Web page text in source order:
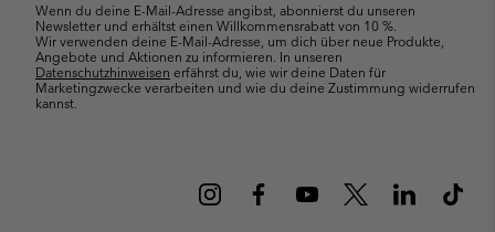
Wenn du deine E-Mail-Adresse angibst, abonnierst du unseren
Newsletter und erhältst einen Willkommensrabatt von 10 %.
Wir verwenden deine E-Mail-Adresse, um dich über neue Produkte,
Angebote und Aktionen zu informieren. In unseren
Datenschutzhinweisen erfährst du, wie wir deine Daten für
Marketingzwecke verarbeiten und wie du deine Zustimmung widerrufen
kannst.